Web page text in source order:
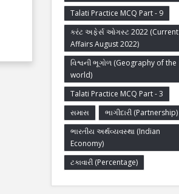
Talati Practice MCQ Part - 9
કરંટ અફેર્સ ઓગસ્ટ 2022 (Current
Affairs August 2022)
વિશ્વની ભૂગોળ (Geography of the
world)
Talati Practice MCQ Part - 3
સમાસ
ભાગીદારી (Partnership)
ભારતીય અર્થવ્યવસ્થા (Indian
Economy)
ટકાવારી (Percentage)